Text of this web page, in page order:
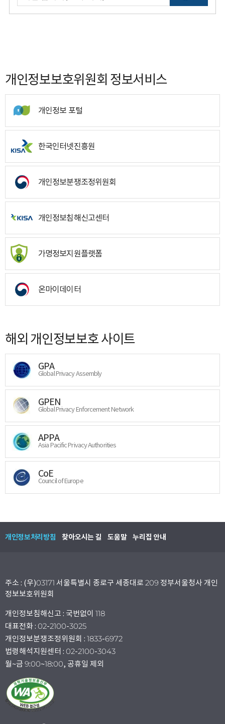
개인정보보호위원회 정보서비스
개인정보 포털
한국인터넷진흥원
개인정보분쟁조정위원회
개인정보침해신고센터
가명정보지원플랫폼
온마이데이터
해외 개인정보보호 사이트
GPA
Global Privacy Assembly
GPEN
Global Privacy Enforcement Network
APPA
Asia Pacific Privacy Authorities
CoE
Council of Europe
개인정보처리방침 찾아오시는 길 도움말 누리집 안내
주소 : (우)03171 서울특별시 종로구 세종대로 209 정부서울청사 개인
정보보호위원회
개인정보침해신고 : 국번없이 118
대표전화 : 02-2100-3025
개인정보분쟁조정위원회 : 1833-6972
법령해석지원센터 : 02-2100-3043
월~금 9:00~18:00, 공휴일 제외